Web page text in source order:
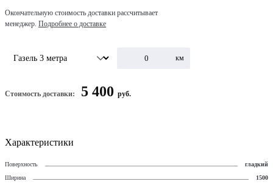
Окончательную стоимость доставки рассчитывает
менеджер. Подробнее о доставке
км
Стоимость доставки: 5 400 руб.
Характеристики
Поверхность
гладкий
Ширина
1500